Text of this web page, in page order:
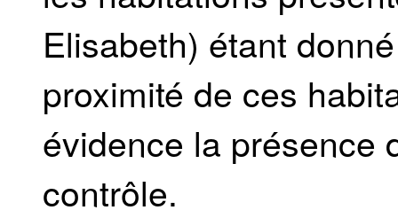
Elisabeth) étant
proximité de ces
évidence la présence
contrôle.